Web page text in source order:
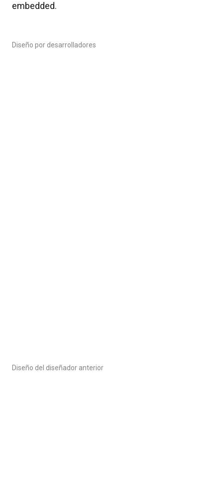
embedded.
Diseño por desarrolladores
Diseño del diseñador anterior